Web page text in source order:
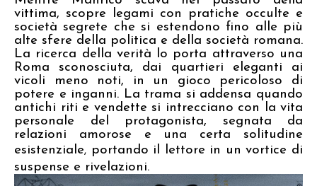
vittima, scopre legami con pratiche occulte e
società segrete che si estendono fino alle più
alte sfere della politica e della società romana.
La ricerca della verità lo porta attraverso una
Roma sconosciuta, dai quartieri eleganti ai
vicoli meno noti, in un gioco pericoloso di
potere e inganni. La trama si addensa quando
antichi riti e vendette si intrecciano con la vita
personale del protagonista, segnata da
relazioni amorose e una certa solitudine
esistenziale, portando il lettore in un vortice di
suspense e rivelazioni.